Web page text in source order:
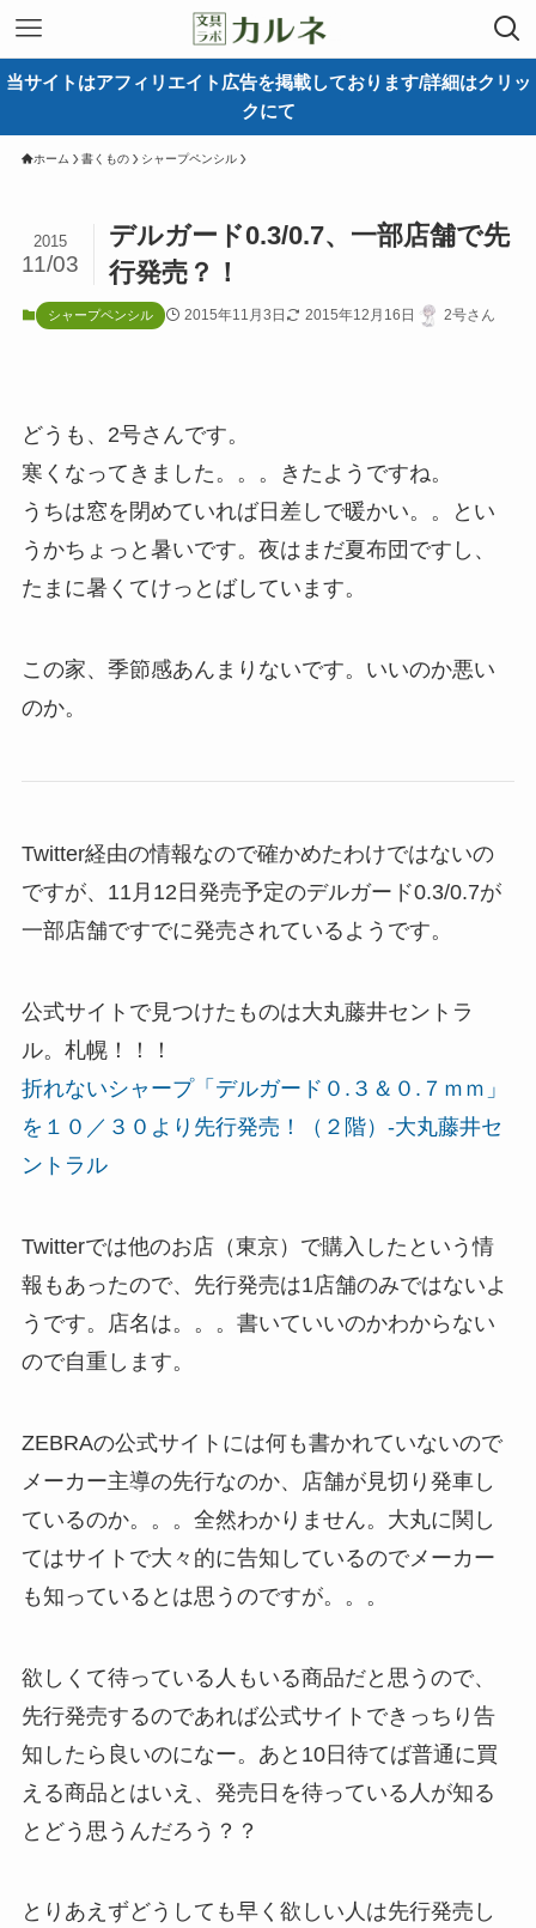
当サイトはアフィリエイト広告を掲載しております/詳細はクリッ
クにて
ホーム 書くもの シャープペンシル
デルガード0.3/0.7、一部店舗で先
行発売？！
2015
11/03
シャープペンシル 2015年11月3日 2015年12月16日 2号さん
どうも、2号さんです。
寒くなってきました。。。きたようですね。
うちは窓を閉めていれば日差しで暖かい。。とい
うかちょっと暑いです。夜はまだ夏布団ですし、
たまに暑くてけっとばしています。
この家、季節感あんまりないです。いいのか悪い
のか。
Twitter経由の情報なので確かめたわけではないの
ですが、11月12日発売予定のデルガード0.3/0.7が
一部店舗ですでに発売されているようです。
公式サイトで見つけたものは大丸藤井セントラ
ル。札幌！！！
折れないシャープ「デルガード０.３＆０.７ｍｍ」
を１０／３０より先行発売！（２階）-大丸藤井セ
ントラル
Twitterでは他のお店（東京）で購入したという情
報もあったので、先行発売は1店舗のみではないよ
うです。店名は。。。書いていいのかわからない
ので自重します。
ZEBRAの公式サイトには何も書かれていないので
メーカー主導の先行なのか、店舗が見切り発車し
ているのか。。。全然わかりません。大丸に関し
てはサイトで大々的に告知しているのでメーカー
も知っているとは思うのですが。。。
欲しくて待っている人もいる商品だと思うので、
先行発売するのであれば公式サイトできっちり告
知したら良いのになー。あと10日待てば普通に買
える商品とはいえ、発売日を待っている人が知る
とどう思うんだろう？？
とりあえずどうしても早く欲しい人は先行発売し